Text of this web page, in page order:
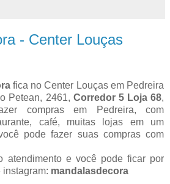
- Center Louças
fica no Center Louças em Pedreira
Petean, 2461, Corredor 5 Loja 68,
compras em Pedreira, com
café, muitas lojas em um
pode fazer suas compras com
atendimento e você pode ficar por
instagram: mandalasdecora